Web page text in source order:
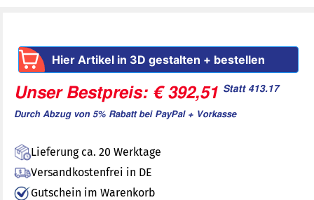
Hier Artikel in 3D gestalten + bestellen
Unser Bestpreis: € 392,51 Statt 413.17
Durch Abzug von 5% Rabatt bei PayPal + Vorkasse
Lieferung ca. 20 Werktage
Versandkostenfrei in DE
Gutschein im Warenkorb